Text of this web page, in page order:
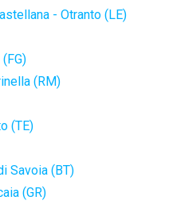
- Otranto (LE)
(RM)
(TE)
Savoia (BT)
(GR)